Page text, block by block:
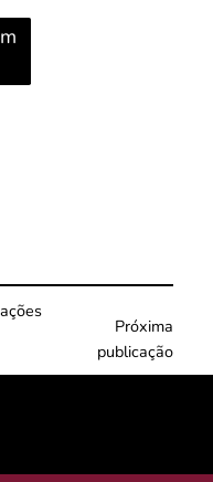
Próxima
publicação